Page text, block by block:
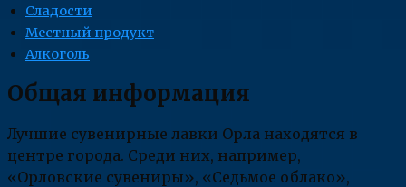
Сладости
Местный продукт
Алкоголь
Общая информация
Лучшие сувенирные лавки Орла находятся в
центре города. Среди них, например,
«Орловские сувениры», «Седьмое облако»,